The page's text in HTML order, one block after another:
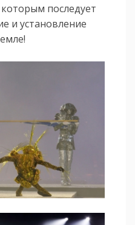
которым последует
и установление